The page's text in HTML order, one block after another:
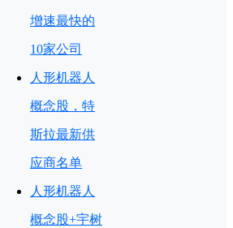
增速最快的
10家公司
人形机器人
概念股，特
斯拉最新供
应商名单
人形机器人
概念股+宇树